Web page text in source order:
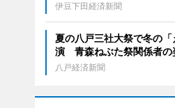
伊豆下田経済新聞
夏の八戸三社大祭で冬の
演 青森ねぶた祭関係者の
八戸経済新聞